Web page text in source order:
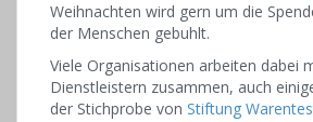
Weihnachten wird gern um die
der Menschen gebuhlt.
Viele Organisationen arbeiten dabei
Dienst­leistern zusammen, auch
der Stich­probe von Stiftung